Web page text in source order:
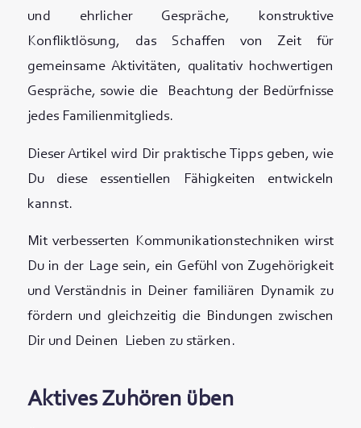
und ehrlicher Gespräche, konstruktive
Konfliktlösung, das Schaffen von Zeit für
gemeinsame Aktivitäten, qualitativ hochwertigen
Gespräche, sowie die Beachtung der Bedürfnisse
jedes Familienmitglieds.
Dieser Artikel wird Dir praktische Tipps geben, wie
Du diese essentiellen Fähigkeiten entwickeln
kannst.
Mit verbesserten Kommunikationstechniken wirst
Du in der Lage sein, ein Gefühl von Zugehörigkeit
und Verständnis in Deiner familiären Dynamik zu
fördern und gleichzeitig die Bindungen zwischen
Dir und Deinen Lieben zu stärken.
Aktives Zuhören üben